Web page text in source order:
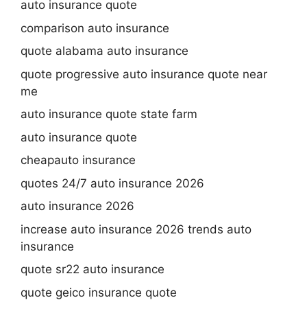
auto insurance quote
comparison auto insurance
quote alabama auto insurance
quote progressive auto insurance quote near
me
auto insurance quote state farm
auto insurance quote
cheapauto insurance
quotes 24/7 auto insurance 2026
auto insurance 2026
increase auto insurance 2026 trends auto
insurance
quote sr22 auto insurance
quote geico insurance quote